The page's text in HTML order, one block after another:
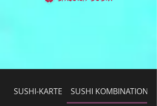
SUSHI-KARTE SUSHI KOMBINATION